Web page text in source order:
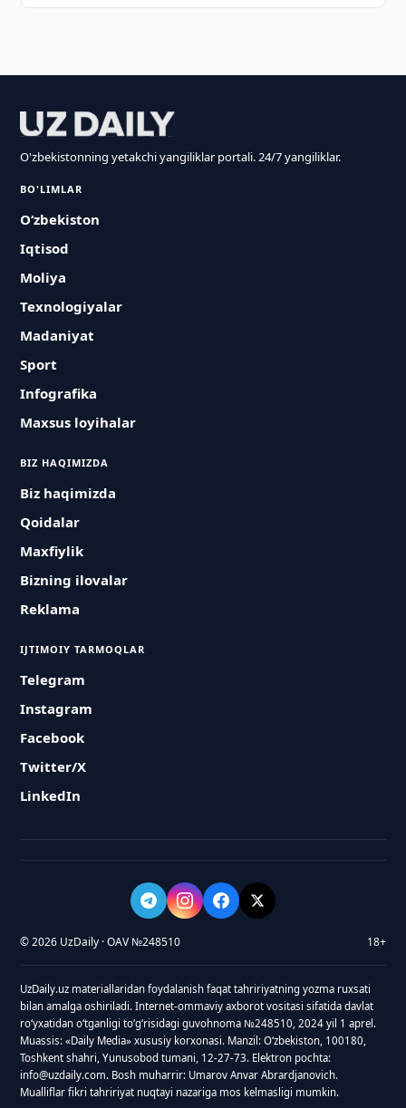
O'zbekistonning yetakchi yangiliklar portali. 24/7 yangiliklar.
BO'LIMLAR
O‘zbekiston
Iqtisod
Moliya
Texnologiyalar
Madaniyat
Sport
Infografika
Maxsus loyihalar
BIZ HAQIMIZDA
Biz haqimizda
Qoidalar
Maxfiylik
Bizning ilovalar
Reklama
IJTIMOIY TARMOQLAR
Telegram
Instagram
Facebook
Twitter/X
LinkedIn
© 2026 UzDaily · OAV №248510 18+
UzDaily.uz materiallaridan foydalanish faqat tahririyatning yozma ruxsati
bilan amalga oshiriladi. Internet-ommaviy axborot vositasi sifatida davlat
roʻyxatidan oʻtganligi toʻgʻrisidagi guvohnoma №248510, 2024 yil 1 aprel.
Muassis: «Daily Media» xususiy korxonasi. Manzil: Oʻzbekiston, 100180,
Toshkent shahri, Yunusobod tumani, 12-27-73. Elektron pochta:
info@uzdaily.com. Bosh muharrir: Umarov Anvar Abrardjanovich.
Mualliflar fikri tahririyat nuqtayi nazariga mos kelmasligi mumkin.